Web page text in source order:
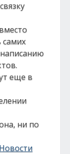
самих
еще в
ни по
Новости